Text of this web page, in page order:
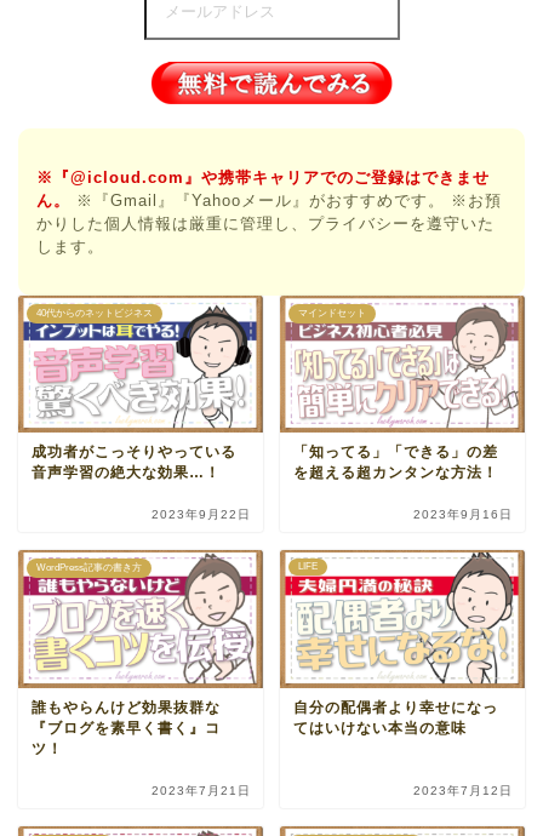
※『@icloud.com』や携帯キャリアでのご登録はできませ
ん。
※『Gmail』『Yahooメール』がおすすめです。
※お預
かりした個人情報は厳重に管理し、プライバシーを遵守いた
します。
40代からのネットビジネス
成功者がこっそりやっている
音声学習の絶大な効果…！
2023年9月22日
マインドセット
「知ってる」「できる」の差
を超える超カンタンな方法！
2023年9月16日
WordPress記事の書き方
誰もやらんけど効果抜群な
『ブログを素早く書く』コ
ツ！
2023年7月21日
LIFE
自分の配偶者より幸せになっ
てはいけない本当の意味
2023年7月12日